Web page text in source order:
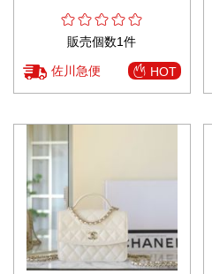
販売個数1件
佐川急便 HOT